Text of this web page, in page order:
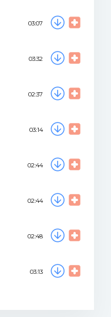
03:07
03:32
02:37
03:14
02:44
02:44
02:48
03:13